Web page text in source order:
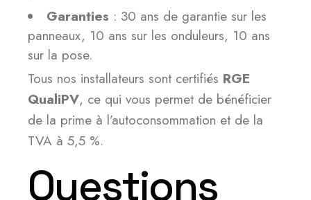
Garanties : 30 ans de garantie sur les
panneaux, 10 ans sur les onduleurs, 10 ans
sur la pose.
Tous nos installateurs sont certifiés RGE
QualiPV, ce qui vous permet de bénéficier
de la prime à l’autoconsommation et de la
TVA à 5,5 %.
Questions